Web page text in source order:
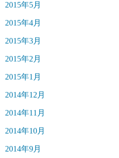
2015年5月
2015年4月
2015年3月
2015年2月
2015年1月
2014年12月
2014年11月
2014年10月
2014年9月